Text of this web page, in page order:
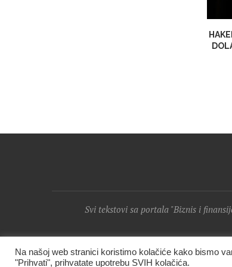
Svi tekstovi sa portala "Biznis i
Na našoj web stranici koristimo kolačiće kako bismo
"Prihvati", prihvatate upotrebu SVIH kolačića.